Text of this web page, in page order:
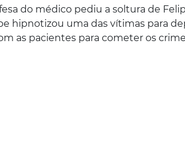
do médico pediu a soltura de
hipnotizou uma das vítimas para
as pacientes para cometer os